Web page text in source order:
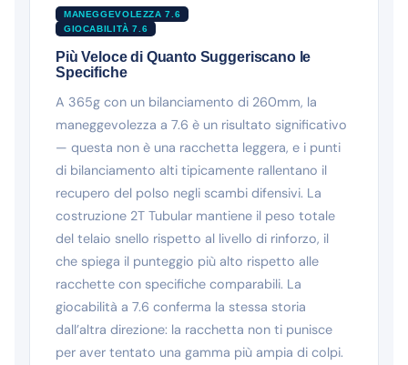
MANEGGEVOLEZZA 7.6
GIOCABILITÀ 7.6
Più Veloce di Quanto Suggeriscano le
Specifiche
A 365g con un bilanciamento di 260mm, la
maneggevolezza a 7.6 è un risultato significativo
— questa non è una racchetta leggera, e i punti
di bilanciamento alti tipicamente rallentano il
recupero del polso negli scambi difensivi. La
costruzione 2T Tubular mantiene il peso totale
del telaio snello rispetto al livello di rinforzo, il
che spiega il punteggio più alto rispetto alle
racchette con specifiche comparabili. La
giocabilità a 7.6 conferma la stessa storia
dall’altra direzione: la racchetta non ti punisce
per aver tentato una gamma più ampia di colpi.